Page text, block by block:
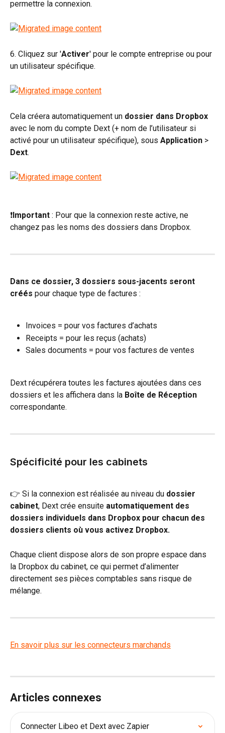
permettre la connexion.
6. Cliquez sur 'Activer' pour le compte entreprise ou pour
un utilisateur spécifique.
Cela créera automatiquement un dossier dans Dropbox
avec le nom du compte Dext (+ nom de l’utilisateur si
activé pour un utilisateur spécifique), sous Application >
Dext.
❗Important : Pour que la connexion reste active, ne
changez pas les noms des dossiers dans Dropbox.
Dans ce dossier, 3 dossiers sous-jacents seront
créés pour chaque type de factures :
Invoices = pour vos factures d’achats
Receipts = pour les reçus (achats)
Sales documents = pour vos factures de ventes
Dext récupérera toutes les factures ajoutées dans ces
dossiers et les affichera dans la Boîte de Réception
correspondante.
Spécificité pour les cabinets
👉 Si la connexion est réalisée au niveau du dossier
cabinet, Dext crée ensuite automatiquement des
dossiers individuels dans Dropbox pour chacun des
dossiers clients où vous activez Dropbox.
Chaque client dispose alors de son propre espace dans
la Dropbox du cabinet, ce qui permet d’alimenter
directement ses pièces comptables sans risque de
mélange.
En savoir plus sur les connecteurs marchands
Articles connexes
Connecter Libeo et Dext avec Zapier